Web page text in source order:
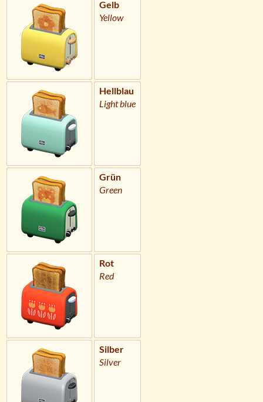
Gelb
Yellow
Hellblau
Light blue
Grün
Green
Rot
Red
Silber
Silver